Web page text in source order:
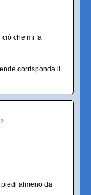
ciò che mi fa
corrisponda il
piedi almeno da